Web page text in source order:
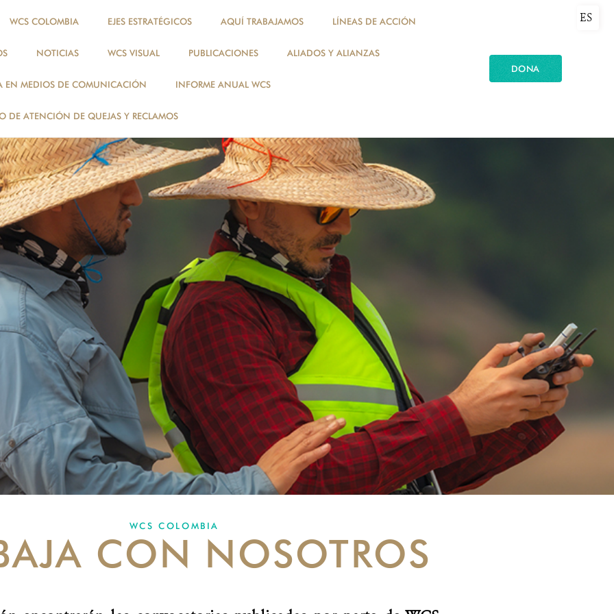
WCS COLOMBIA EJES ESTRATÉGICOS AQUÍ TRABAJAMOS LÍNEAS DE ACCIÓN
NOTICIAS WCS VISUAL PUBLICACIONES ALIADOS Y ALIANZAS
EN MEDIOS DE COMUNICACIÓN INFORME ANUAL WCS
DE ATENCIÓN DE QUEJAS Y RECLAMOS
DONA
ES
WCS COLOMBIA
CON NOSOTROS